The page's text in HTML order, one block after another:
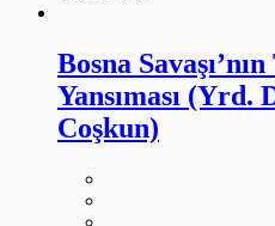
Bosna
Yansıması (Yrd.
Coşkun)